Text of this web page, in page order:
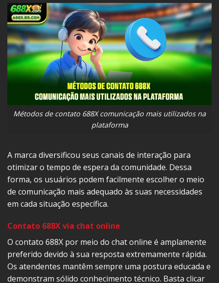
Métodos de contato 688X comunicação mais utilizados na
plataforma
A marca diversificou seus canais de interação para
otimizar o tempo de espera da comunidade. Dessa
forma, os usuários podem facilmente escolher o meio
de comunicação mais adequado às suas necessidades
em cada situação específica.
Contato 688X via chat online
O contato 688X por meio do chat online é amplamente
preferido devido à sua resposta extremamente rápida.
Os atendentes mantêm sempre uma postura educada e
demonstram sólido conhecimento técnico. Basta clicar